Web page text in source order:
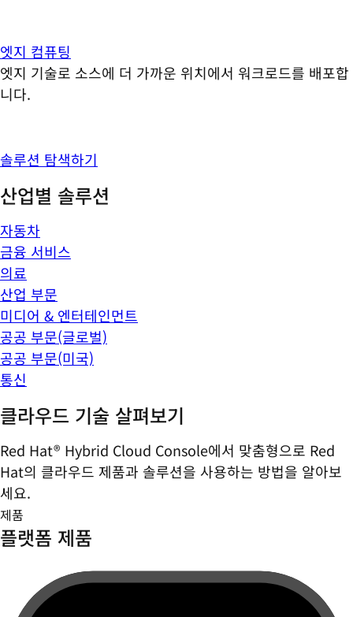
엣지 컴퓨팅
엣지 기술로 소스에 더 가까운 위치에서 워크로드를 배포합
니다.
솔루션 탐색하기
산업별 솔루션
자동차
금융 서비스
의료
산업 부문
미디어 & 엔터테인먼트
공공 부문(글로벌)
공공 부문(미국)
통신
클라우드 기술 살펴보기
Red Hat® Hybrid Cloud Console에서 맞춤형으로 Red
Hat의 클라우드 제품과 솔루션을 사용하는 방법을 알아보
세요.
제품
플랫폼 제품